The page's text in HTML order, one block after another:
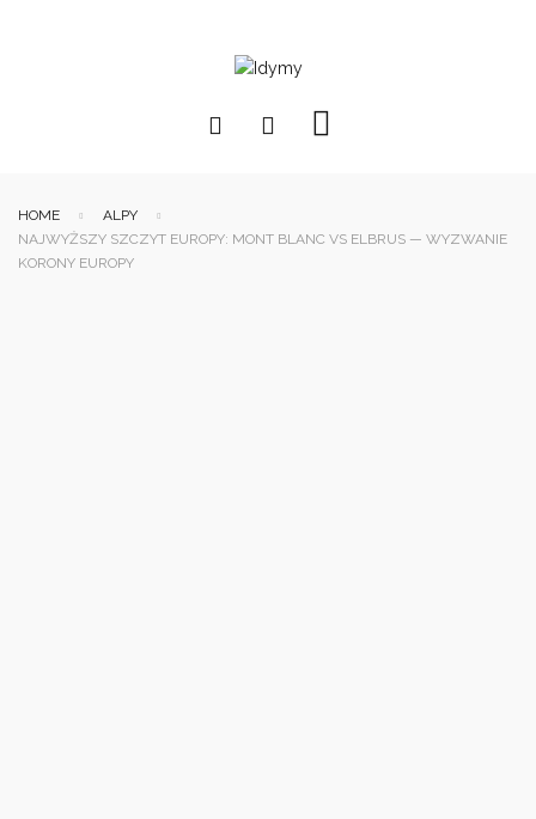
HOME
ALPY
NAJWYŻSZY SZCZYT EUROPY: MONT BLANC VS ELBRUS — WYZWANIE
KORONY EUROPY